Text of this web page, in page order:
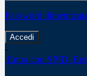
Password
-
Entra con SPID